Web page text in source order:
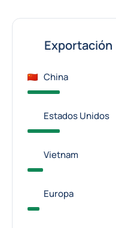
Exportación
China
Estados Unidos
Vietnam
Europa